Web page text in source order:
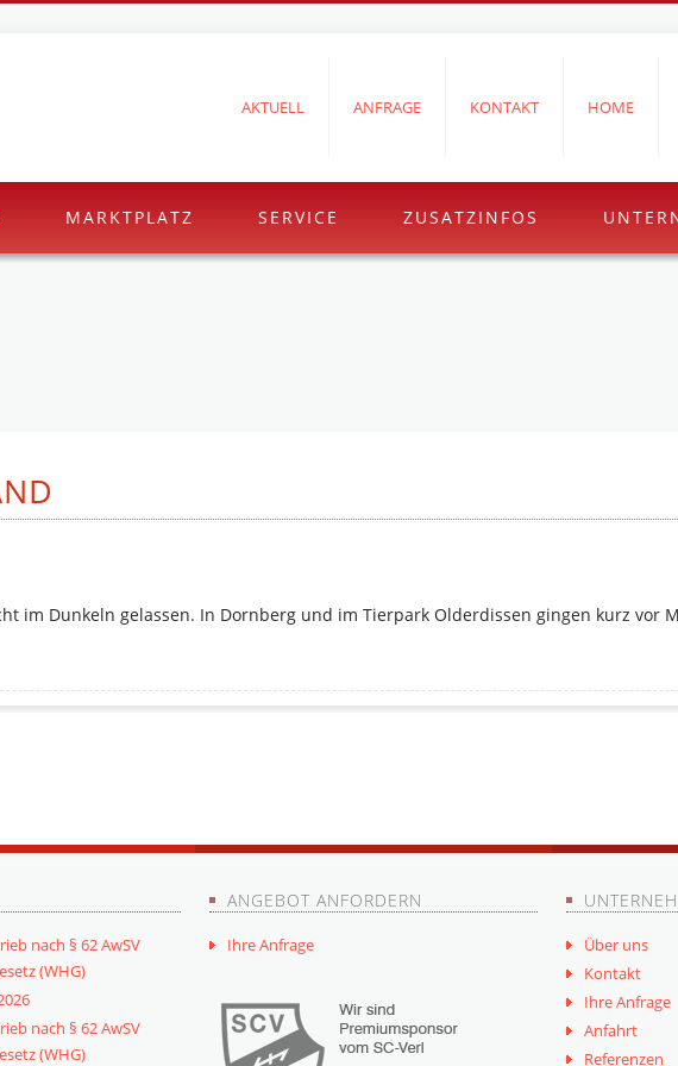
HOME
KONTAKT
ANFRAGE
AKTUELL
MARKTPLATZ SERVICE ZUSATZINFOS
im Dunkeln gelassen. In Dornberg und im Tierpark Olderdissen gingen kurz vor
nach § 62 AwSV
(WHG)
nach § 62 AwSV
(WHG)
ANGEBOT ANFORDERN
Ihre Anfrage
Über uns
Kontakt
Ihre Anfrage
Anfahrt
Referenzen